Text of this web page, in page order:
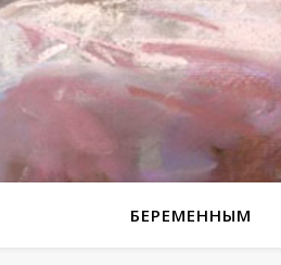
БЕРЕМЕННЫМ